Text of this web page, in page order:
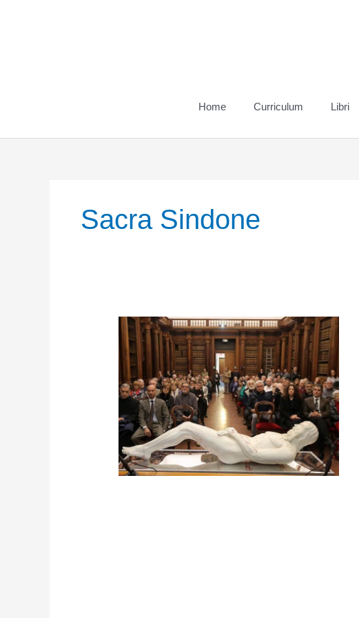
Home Curriculum Libri
Sacra Sindone